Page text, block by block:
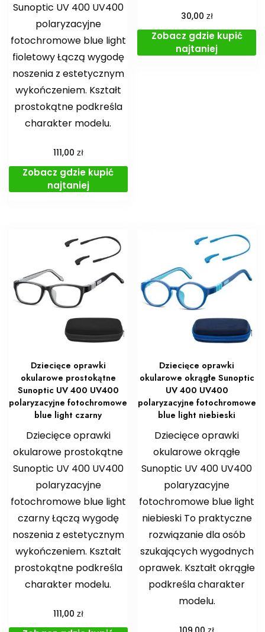
Sunoptic UV 400 UV400
polaryzacyjne
fotochromowe blue light
fioletowy Łączą wygodę
noszenia z estetycznym
wykończeniem. Kształt
prostokątne podkreśla
charakter modelu.
111,00 zł
Zobacz gdzie kupić
najtaniej
30,00 zł
Zobacz gdzie kupić
najtaniej
Dziecięce oprawki
okularowe prostokątne
Sunoptic UV 400 UV400
polaryzacyjne fotochromowe
blue light czarny
Dziecięce oprawki
okularowe prostokątne
Sunoptic UV 400 UV400
polaryzacyjne
fotochromowe blue light
czarny Łączą wygodę
noszenia z estetycznym
wykończeniem. Kształt
prostokątne podkreśla
charakter modelu.
111,00 zł
Dziecięce oprawki
okularowe okrągłe Sunoptic
UV 400 UV400
polaryzacyjne fotochromowe
blue light niebieski
Dziecięce oprawki
okularowe okrągłe
Sunoptic UV 400 UV400
polaryzacyjne
fotochromowe blue light
niebieski To praktyczne
rozwiązanie dla osób
szukających wygodnych
oprawek. Kształt okrągłe
podkreśla charakter
modelu.
zł